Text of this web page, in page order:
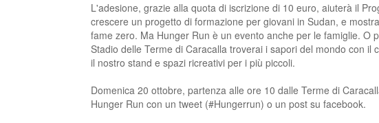
L'adesione, grazie alla quota di iscrizione di 10 euro, aiuterà il
crescere un progetto di formazione per giovani in Sudan, e
fame zero. Ma Hunger Run è un evento anche per le famiglie. O
Stadio delle Terme di Caracalla troverai i sapori del mondo con il
il nostro stand e spazi ricreativi per i più piccoli.
Domenica 20 ottobre, partenza alle ore 10 dalle Terme di
Hunger Run con un tweet (#Hungerrun) o un post su facebook.